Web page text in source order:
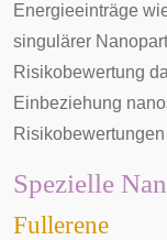
Energieeinträge
singulärer
Risikobewertung
Einbeziehung
Spezielle
Fullerene